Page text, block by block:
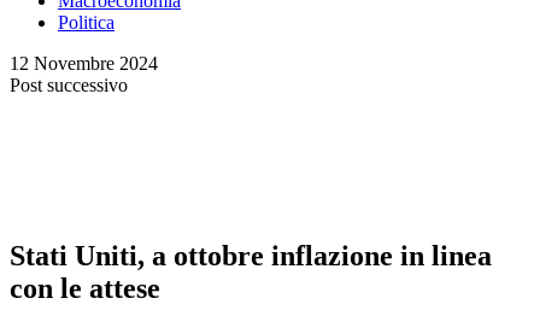
Politica
12 Novembre 2024
Post successivo
Stati Uniti, a ottobre inflazione in linea
con le attese